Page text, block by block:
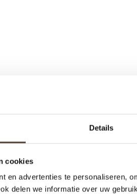
Details
cookies
en advertenties te personaliseren,
delen we informatie over uw